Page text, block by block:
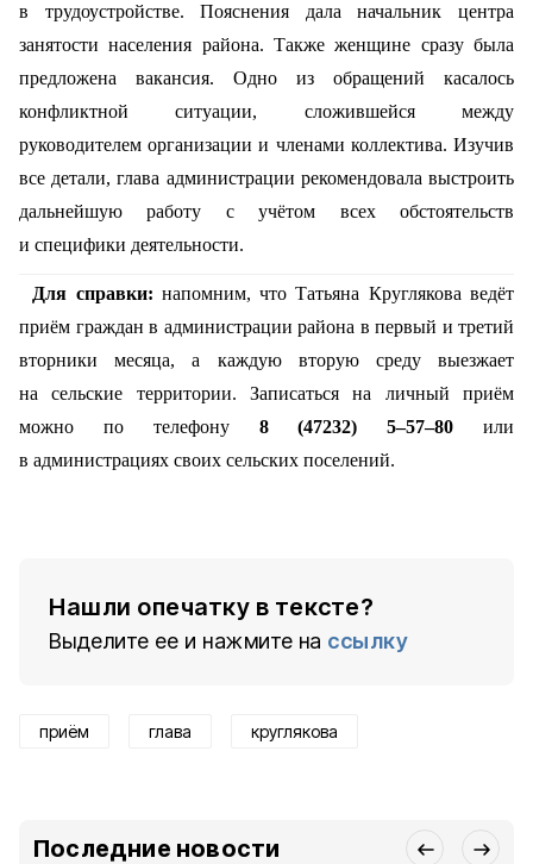
в трудоустройстве. Пояснения дала начальник центра
занятости населения района. Также женщине сразу была
предложена вакансия. Одно из обращений касалось
конфликтной ситуации, сложившейся между
руководителем организации и членами коллектива. Изучив
все детали, глава администрации рекомендовала выстроить
дальнейшую работу с учётом всех обстоятельств
и специфики деятельности.
Для справки: напомним, что Татьяна Круглякова ведёт
приём граждан в администрации района в первый и третий
вторники месяца, а каждую вторую среду выезжает
на сельские территории. Записаться на личный приём
можно по телефону 8 (47232) 5–57–80 или
в администрациях своих сельских поселений.
Нашли опечатку в тексте?
Выделите ее и нажмите на ссылку
приём глава круглякова
Последние новости